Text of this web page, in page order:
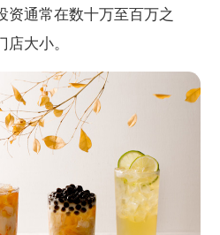
资通常在数十万至百万之
大小。